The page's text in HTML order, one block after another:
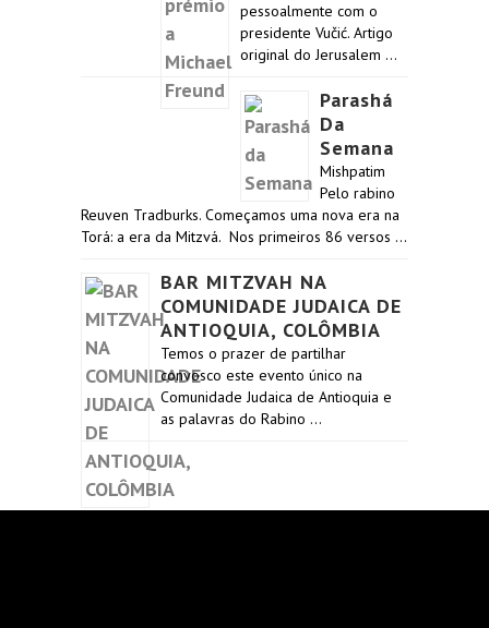
pessoalmente com o
presidente Vučić. Artigo
original do Jerusalem …
Parashá
Da
Semana
Mishpatim
Pelo rabino
Reuven Tradburks. Começamos uma nova era na
Torá: a era da Mitzvá. Nos primeiros 86 versos …
BAR MITZVAH NA
COMUNIDADE JUDAICA DE
ANTIOQUIA, COLÔMBIA
Temos o prazer de partilhar
convosco este evento único na
Comunidade Judaica de Antioquia e
as palavras do Rabino …